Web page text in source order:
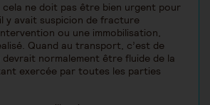
cela ne doit pas être bien urgent pour
y avait suspicion de fracture
ou une immobilisation,
Quand au transport, c’est de
devrait normalement être fluide de la
exercée par toutes les parties